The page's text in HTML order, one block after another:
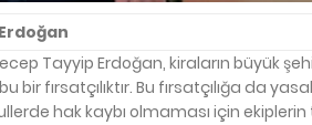
Erdoğan
Tayyip Erdoğan, kiraların büyük
fırsatçılıktır. Bu fırsatçılığa da
hak kaybı olmaması için